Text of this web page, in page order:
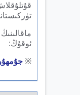
ئوقۇڭ:
※